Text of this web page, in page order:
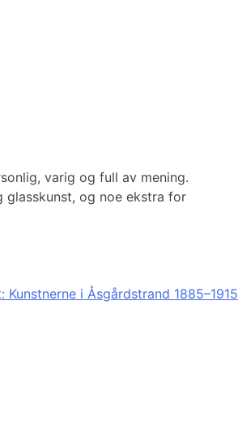
varig og full av mening.
glasskunst, og noe ekstra for
Kunstnerne i Åsgårdstrand 1885–1915